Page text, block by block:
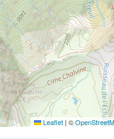
Leaflet | ©